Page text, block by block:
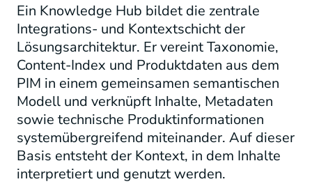
Ein Knowledge Hub bildet die zentrale
Integrations- und Kontextschicht der
Lösungsarchitektur. Er vereint Taxonomie,
Content-Index und Produktdaten aus dem
PIM in einem gemeinsamen semantischen
Modell und verknüpft Inhalte, Metadaten
sowie technische Produktinformationen
systemübergreifend miteinander. Auf dieser
Basis entsteht der Kontext, in dem Inhalte
interpretiert und genutzt werden.